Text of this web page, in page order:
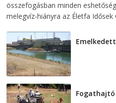
összefogásban minden
melegvíz-hiányra az Életfa Idősek